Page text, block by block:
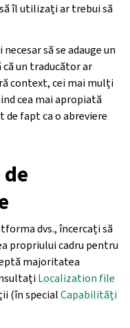
îl utilizați ar trebui să
să se adauge un
un traducător ar
context, cei mai mulți
cea mai apropiată
fapt ca o abreviere
dvs., încercați să
propriului cadru pentru
majoritatea
Localization file
(în specialCapabilități